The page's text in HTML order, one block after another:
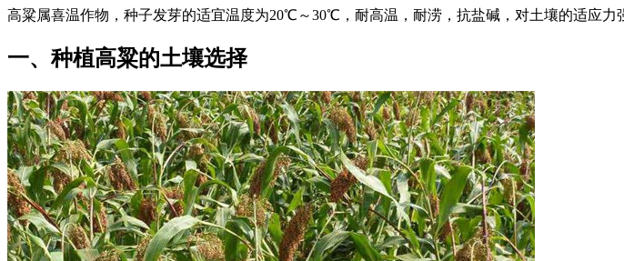
高粱属喜温作物，种子发芽的适宜温度为20℃～30℃，耐高温，耐涝，抗盐碱，对土壤的适应力
一、种植高粱的土壤选择